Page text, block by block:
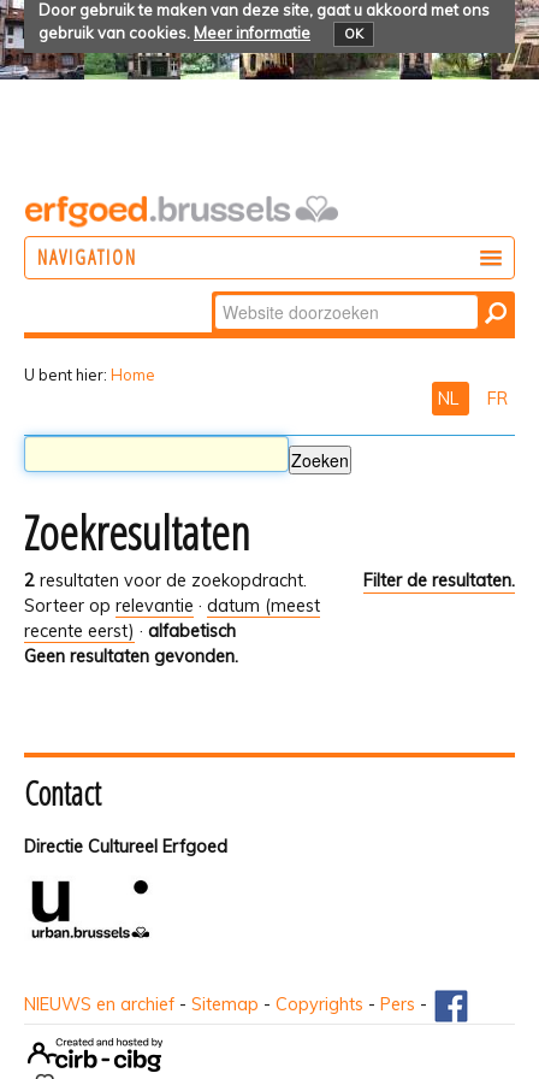
Door gebruik te maken van deze site, gaat u akkoord met ons
gebruik van cookies. Meer informatie OK
NAVIGATION
Zoek
Geavanceerd
U bent hier: Home
NL FR
Zoekresultaten
2 resultaten voor de zoekopdracht.
Filter de resultaten.
Sorteer op relevantie · datum (meest
recente eerst) · alfabetisch
Geen resultaten gevonden.
Contact
Directie Cultureel Erfgoed
NIEUWS en archief - Sitemap - Copyrights - Pers -